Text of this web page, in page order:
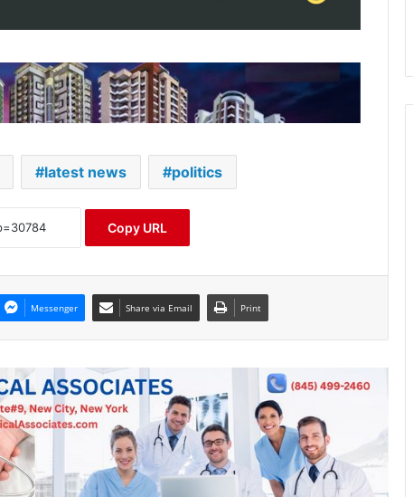
latest news politics
Copy URL
Messenger Share via Email Print